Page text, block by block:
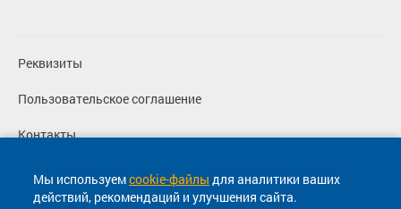
Мы используемcookie-файлы для аналитики ваших
действий, рекомендаций и улучшения сайта.
Реквизиты
Пользовательское соглашение
Контакты
Политика конфиденциальности